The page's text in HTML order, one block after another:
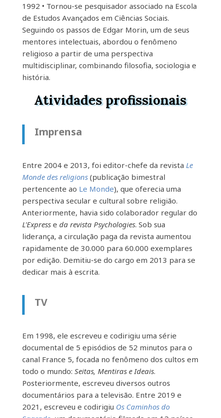
1992 • Tornou-se pesquisador associado na Escola
de Estudos Avançados em Ciências Sociais.
Seguindo os passos de Edgar Morin, um de seus
mentores intelectuais, abordou o fenômeno
religioso a partir de uma perspectiva
multidisciplinar, combinando filosofia, sociologia e
história.
Atividades profissionais
Imprensa
Entre 2004 e 2013, foi editor-chefe da revista Le
Monde des religions(publicação bimestral
pertencente ao Le Monde), que oferecia uma
perspectiva secular e cultural sobre religião.
Anteriormente, havia sido colaborador regular do
L'Expresse da revista Psychologies. Sob sua
liderança, a circulação paga da revista aumentou
rapidamente de 30.000 para 60.000 exemplares
por edição. Demitiu-se do cargo em 2013 para se
dedicar mais à escrita.
TV
Em 1998, ele escreveu e codirigiu uma série
documental de 5 episódios de 52 minutos para o
canal France 5, focada no fenômeno dos cultos em
todo o mundo: Seitas, Mentiras e Ideais.
Posteriormente, escreveu diversos outros
documentários para a televisão. Entre 2019 e
2021, escreveu e codirigiu Os Caminhos do